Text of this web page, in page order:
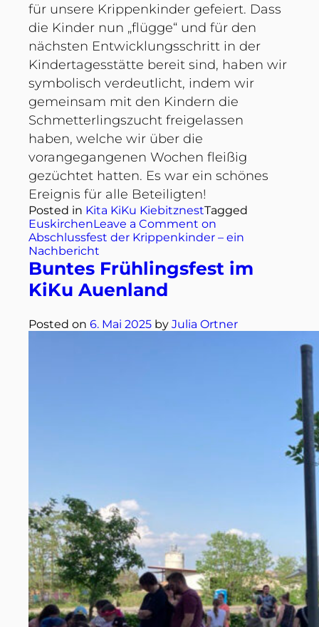
für unsere Krippenkinder gefeiert. Dass
die Kinder nun „flügge“ und für den
nächsten Entwicklungsschritt in der
Kindertagesstätte bereit sind, haben wir
symbolisch verdeutlicht, indem wir
gemeinsam mit den Kindern die
Schmetterlingszucht freigelassen
haben, welche wir über die
vorangegangenen Wochen fleißig
gezüchtet hatten. Es war ein schönes
Ereignis für alle Beteiligten!
Posted in Kita KiKu KiebitznestTagged
EuskirchenLeave a Comment on
Abschlussfest der Krippenkinder – ein
Nachbericht
Buntes Frühlingsfest im
KiKu Auenland
Posted on 6. Mai 2025 by Julia Ortner